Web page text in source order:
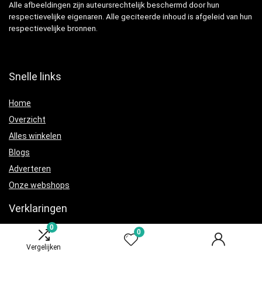
0
Vergelijken
0
Alle afbeeldingen zijn auteursrechtelijk beschermd door hun
respectievelijke eigenaren. Alle geciteerde inhoud is afgeleid van hun
respectievelijke bronnen.
Snelle links
Home
Overzicht
Alles winkelen
Blogs
Adverteren
Onze webshops
Verklaringen
Privacybeleid
algemene voorwaarden